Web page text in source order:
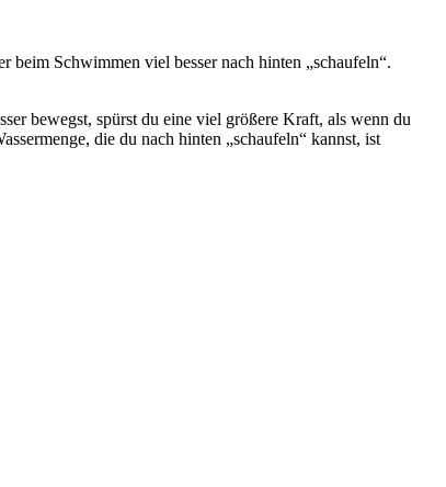
beim Schwimmen viel besser nach hinten „schaufeln“.
bewegst, spürst du eine viel größere Kraft, als wenn du
die du nach hinten „schaufeln“ kannst, ist